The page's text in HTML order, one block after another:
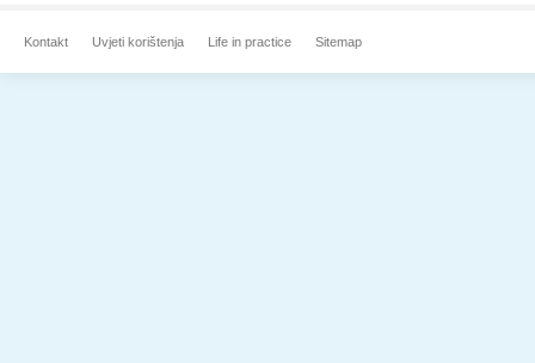
Kontakt Uvjeti korištenja Life in practice Sitemap